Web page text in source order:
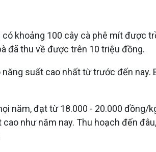
có khoảng 100 cây cà phê mít
đã thu về được trên 10 triệu đồng.
suất cao nhất từ trước đến
năm, đạt từ 18.000 - 20.000
như năm nay. Thu hoạch đến